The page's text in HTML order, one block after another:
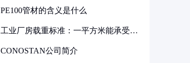
PE100管材的含义是什么
工业厂房载重标准：一平方米能承受多
CONOSTAN公司简介